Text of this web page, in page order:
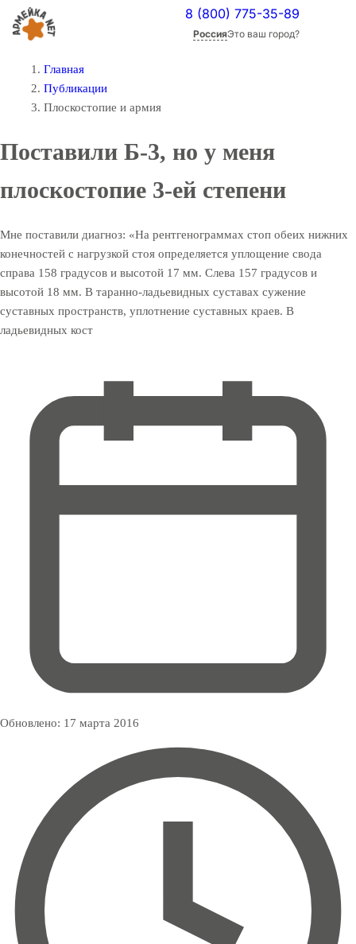
8 (800) 775-35-89
РоссияЭто ваш город?
Главная
Публикации
Плоскостопие и армия
Поставили Б-3, но у меня
плоскостопие 3-ей степени
Мне поставили диагноз: «На рентгенограммах стоп обеих нижних
конечностей с нагрузкой стоя определяется уплощение свода
справа 158 градусов и высотой 17 мм. Слева 157 градусов и
высотой 18 мм. В таранно-ладьевидных суставах сужение
суставных пространств, уплотнение суставных краев. В
ладьевидных кост
Обновлено: 17 марта 2016